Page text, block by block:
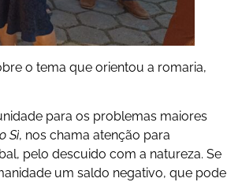
o tema que orientou a romaria,
para os problemas maiores
Sì, nos chama atenção para
pelo descuido com a natureza. Se
um saldo negativo, que pode